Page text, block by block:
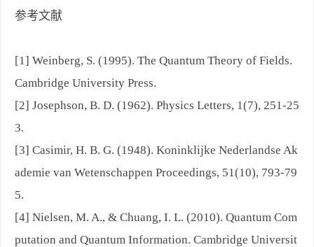
参考文献
[1] Weinberg, S. (1995). The Quantum Theory of Fields.
Cambridge University Press.
[2] Josephson, B. D. (1962). Physics Letters, 1(7), 251-25
3.
[3] Casimir, H. B. G. (1948). Koninklijke Nederlandse Ak
ademie van Wetenschappen Proceedings, 51(10), 793-79
5.
[4] Nielsen, M. A., & Chuang, I. L. (2010). Quantum Com
putation and Quantum Information. Cambridge Universit